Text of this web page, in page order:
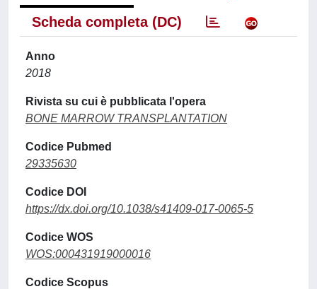
Scheda completa (DC)
Anno
2018
Rivista su cui è pubblicata l'opera
BONE MARROW TRANSPLANTATION
Codice Pubmed
29335630
Codice DOI
https://dx.doi.org/10.1038/s41409-017-0065-5
Codice WOS
WOS:000431919000016
Codice Scopus